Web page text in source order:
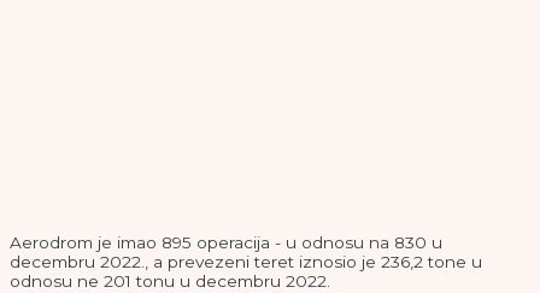
Aerodrom je imao 895 operacija - u odnosu na 830 u
decembru 2022., a prevezeni teret iznosio je 236,2 tone u
odnosu ne 201 tonu u decembru 2022.